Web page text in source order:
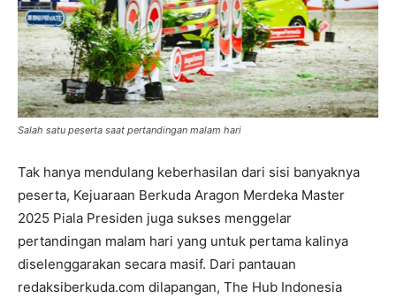
Salah satu peserta saat pertandingan malam hari
Tak hanya mendulang keberhasilan dari sisi banyaknya
peserta, Kejuaraan Berkuda Aragon Merdeka Master
2025 Piala Presiden juga sukses menggelar
pertandingan malam hari yang untuk pertama kalinya
diselenggarakan secara masif. Dari pantauan
redaksiberkuda.com dilapangan, The Hub Indonesia